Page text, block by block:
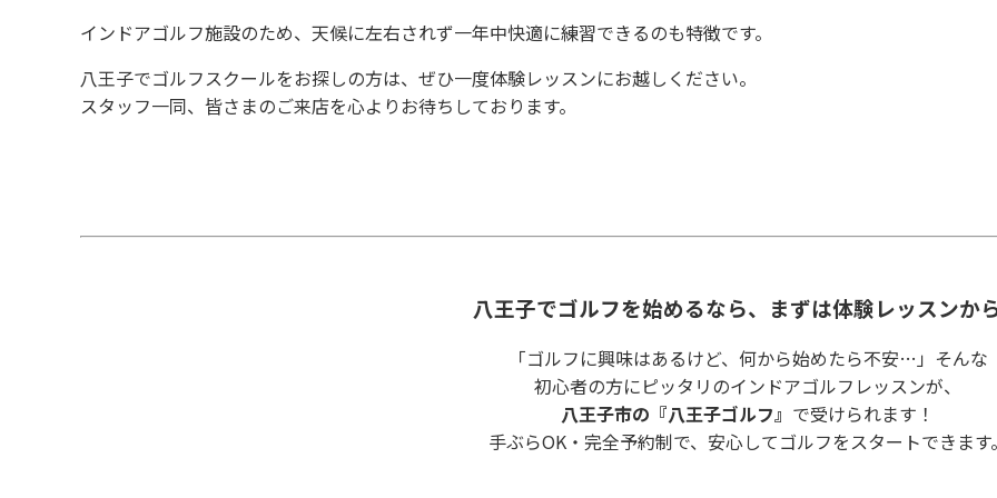
インドアゴルフ施設のため、天候に左右されず一年中快適に練習できるのも特徴です。
八王子でゴルフスクールをお探しの方は、ぜひ一度体験レッスンにお越しください。
スタッフ一同、皆さまのご来店を心よりお待ちしております。
八王子でゴルフを始めるなら、まずは体験レッスンか
「ゴルフに興味はあるけど、何から始めたら不安…」そんな
初心者の方にピッタリのインドアゴルフレッスンが、
八王子市の『八王子ゴルフ』 で受けられます！
手ぶらOK・完全予約制で、安心してゴルフをスタートできます